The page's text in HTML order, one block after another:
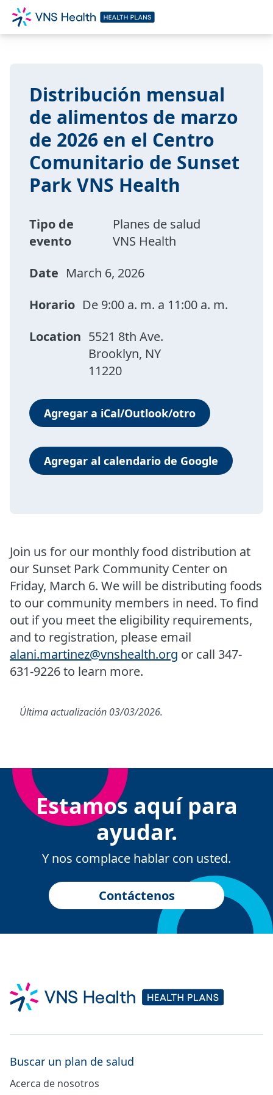
Distribución mensual
de alimentos de marzo
de 2026 en el Centro
Comunitario de Sunset
Park VNS Health
Tipo de
evento
Planes de salud
VNS Health
Date March 6, 2026
Horario De 9:00 a. m. a 11:00 a. m.
Location 5521 8th Ave.
Brooklyn, NY
11220
Agregar a iCal/Outlook/otro
Agregar al calendario de Google
Join us for our monthly food distribution at
our Sunset Park Community Center on
Friday, March 6. We will be distributing foods
to our community members in need. To find
out if you meet the eligibility requirements,
and to registration, please email
alani.martinez@vnshealth.org or call 347-
631-9226 to learn more.
Última actualización 03/03/2026.
Estamos aquí para
ayudar.
Y nos complace hablar con usted.
Contáctenos
Buscar un plan de salud
Acerca de nosotros